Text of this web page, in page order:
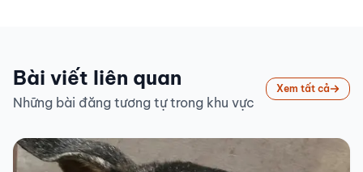
Bài viết liên quan
Những bài đăng tương tự trong khu vực
Xem tất cả